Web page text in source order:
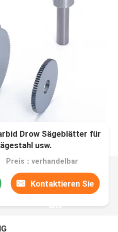
Drow Sägeblätter für
usw.
Preis：verhandelbar
Kontaktieren Sie
uns